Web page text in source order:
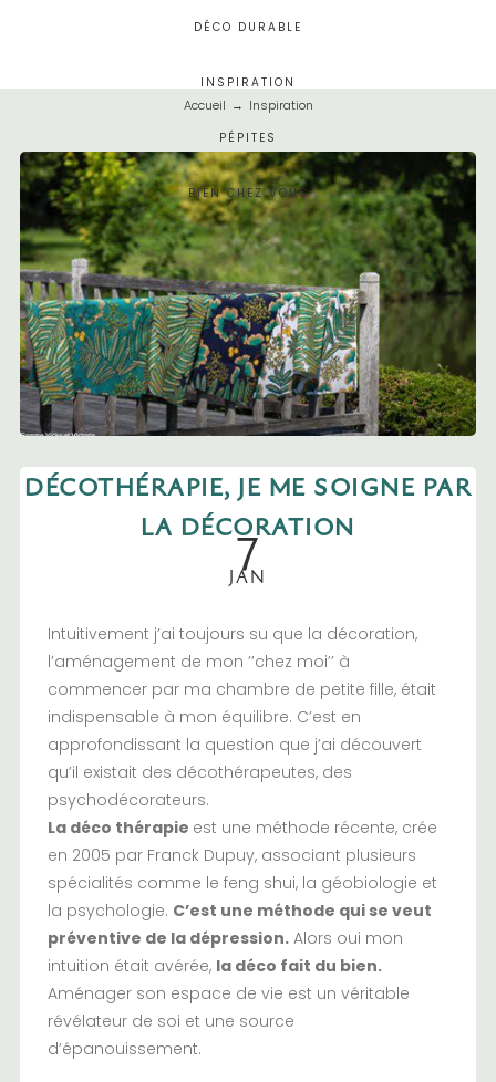
DÉCO DURABLE
INSPIRATION
PÉPITES
BIEN CHEZ VOUS
Accueil → Inspiration
DÉCOTHÉRAPIE, JE ME SOIGNE PAR
LA DÉCORATION
7
JAN
Intuitivement j’ai toujours su que la décoration,
l’aménagement de mon ’’chez moi’’ à
commencer par ma chambre de petite fille, était
indispensable à mon équilibre. C’est en
approfondissant la question que j’ai découvert
qu’il existait des décothérapeutes, des
psychodécorateurs.
La déco thérapie est une méthode récente, crée
en 2005 par Franck Dupuy, associant plusieurs
spécialités comme le feng shui, la géobiologie et
la psychologie. C’est une méthode qui se veut
préventive de la dépression.Alors oui mon
intuition était avérée, la déco fait du bien.
Aménager son espace de vie est un véritable
révélateur de soi et une source
d’épanouissement.